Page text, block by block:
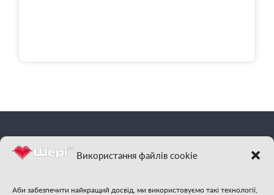
Використання файлів cookie
Аби забезпечити найкращий досвід, ми використовуємо такі технології,
Шері
| Відчуй